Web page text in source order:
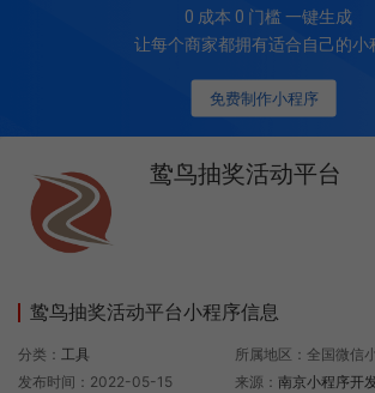
免费制作小程序
0 成本 0 门槛 一键生成
让每个商家都拥有适合自己的小
鸷鸟抽奖活动平台
鸷鸟抽奖活动平台小程序信息
分类： 工具
发布时间：2022-05-15
所属地区：全国微信
来源： 南京小程序开